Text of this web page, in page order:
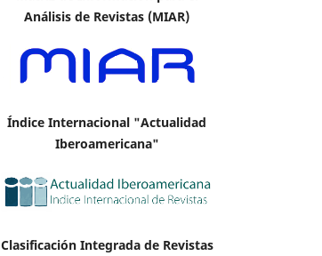
Análisis de Revistas (MIAR)
Índice Internacional "Actualidad
Iberoamericana"
Clasificación Integrada de Revistas